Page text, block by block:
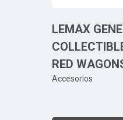
LEMAX
RED
Accesorios